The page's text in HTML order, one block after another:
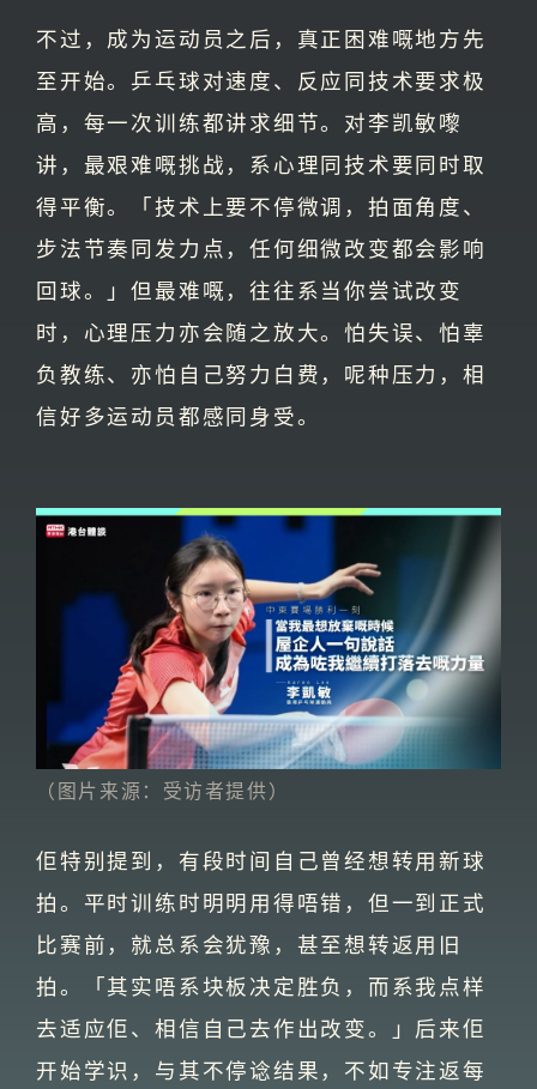
不过，成为运动员之后，真正困难嘅地方先
至开始。乒乓球对速度、反应同技术要求极
高，每一次训练都讲求细节。对李凯敏嚟
讲，最艰难嘅挑战，系心理同技术要同时取
得平衡。「技术上要不停微调，拍面角度、
步法节奏同发力点，任何细微改变都会影响
回球。」但最难嘅，往往系当你尝试改变
时，心理压力亦会随之放大。怕失误、怕辜
负教练、亦怕自己努力白费，呢种压力，相
信好多运动员都感同身受。
（图片来源：受访者提供）
佢特别提到，有段时间自己曾经想转用新球
拍。平时训练时明明用得唔错，但一到正式
比赛前，就总系会犹豫，甚至想转返用旧
拍。「其实唔系块板决定胜负，而系我点样
去适应佢、相信自己去作出改变。」后来佢
开始学识，与其不停谂结果，不如专注返每